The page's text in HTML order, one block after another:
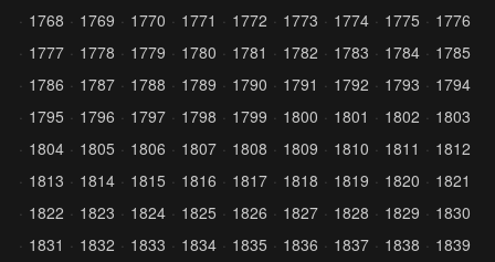
1768 1769 1770 1771 1772 1773 1774 1775
1776
1777
1778 1779 1780 1781 1782 1783 1784
1785
1786
1787 1788 1789 1790 1791 1792 1793
1794
1795
1796 1797 1798 1799 1800 1801 1802
1803
1804
1805 1806 1807 1808 1809 1810 1811
1812
1813
1814 1815 1816 1817 1818 1819 1820
1821
1822
1823 1824 1825 1826 1827 1828 1829
1830
1831
1832 1833 1834 1835 1836 1837 1838
1839